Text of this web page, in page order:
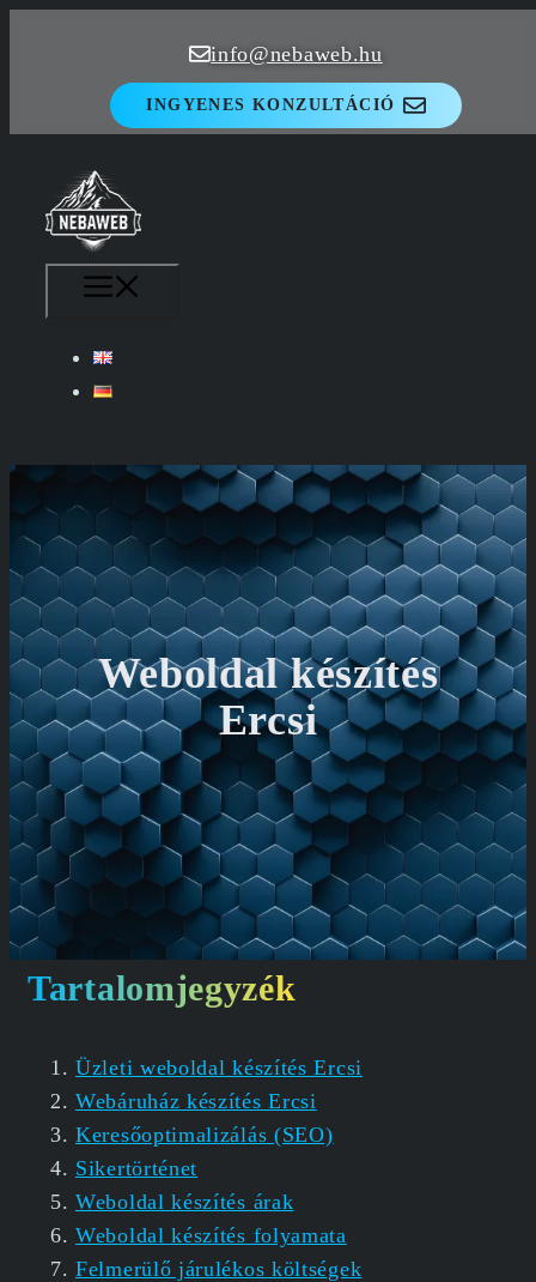
info@nebaweb.hu
INGYENES KONZULTÁCIÓ
Weboldal készítés
Ercsi
Tartalomjegyzék
Üzleti weboldal készítés Ercsi
Webáruház készítés Ercsi
Keresőoptimalizálás (SEO)
Sikertörténet
Weboldal készítés árak
Weboldal készítés folyamata
Felmerülő járulékos költségek